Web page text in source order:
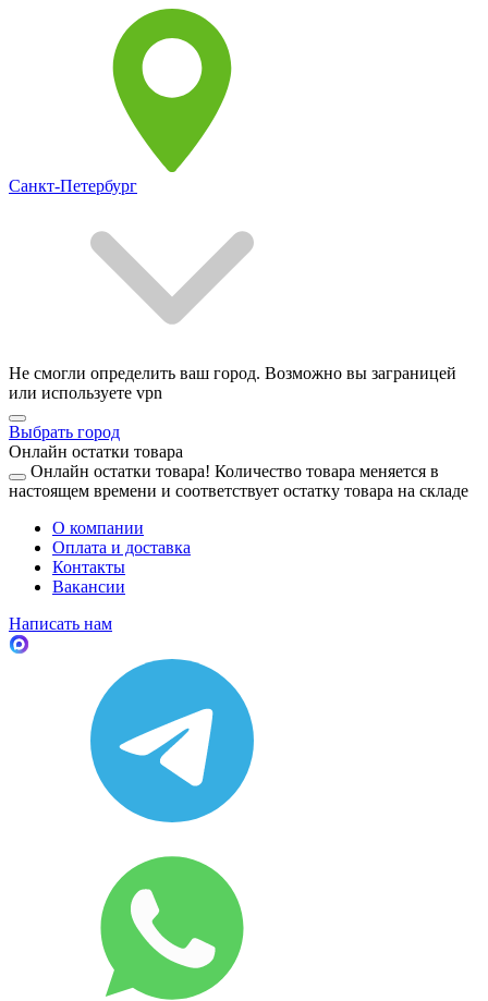
Санкт-Петербург
Не смогли определить ваш город. Возможно вы заграницей
или используете vpn
Выбрать город
Онлайн остатки товара
Онлайн остатки товара! Количество товара меняется в
настоящем времени и соответствует остатку товара на складе
О компании
Оплата и доставка
Контакты
Вакансии
Написать нам